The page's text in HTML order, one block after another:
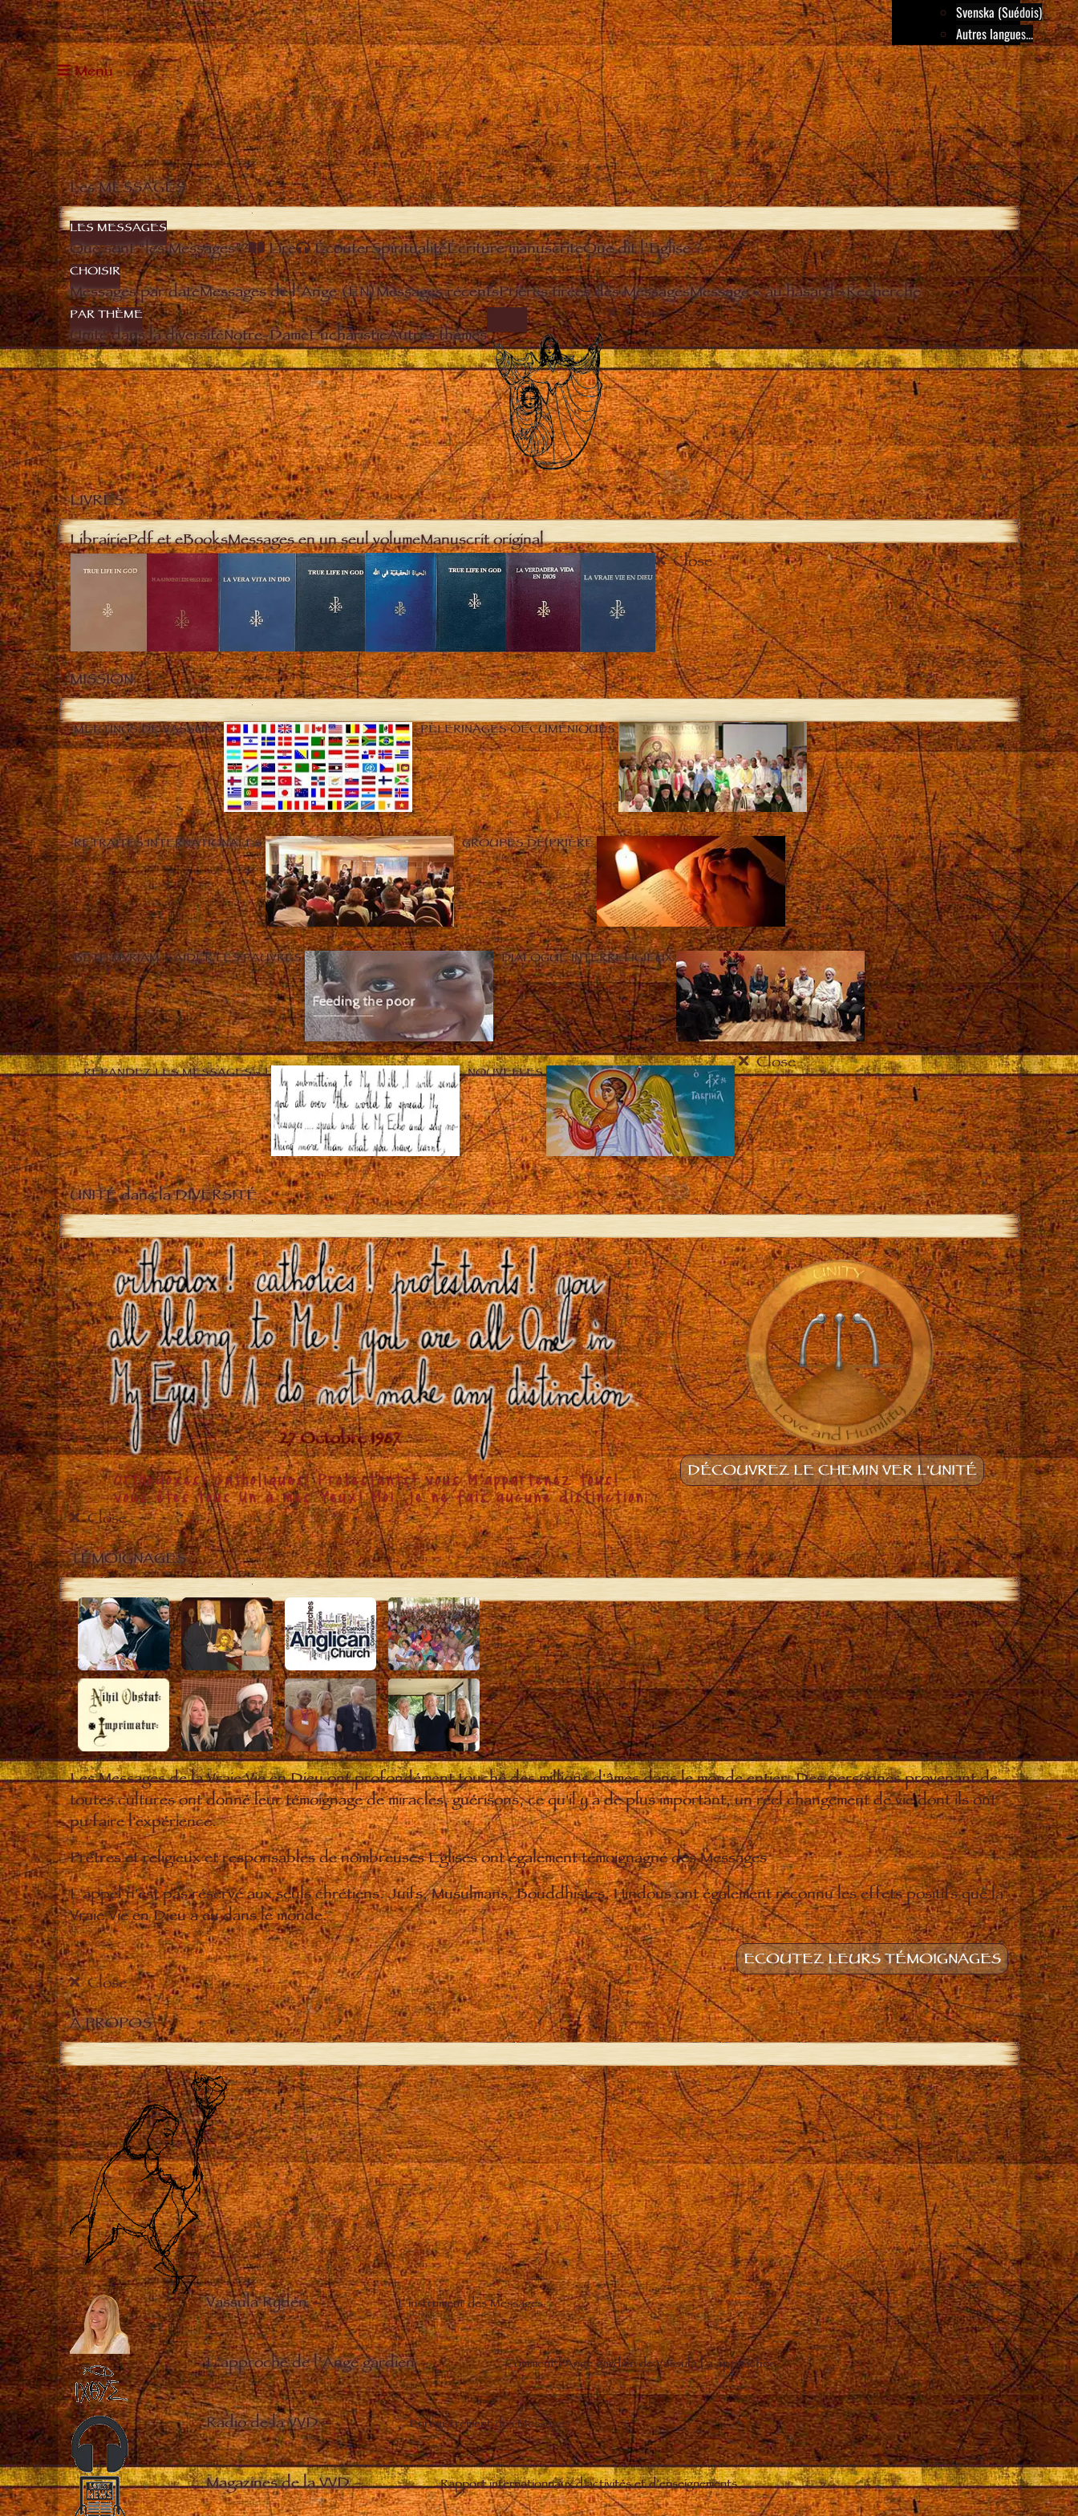
Svenska (Suédois)
Autres langues...
Menu
Les MESSAGES
LES MESSAGES
Que sont “les Messages”? Lire ÉcouterSpiritualitéÉcriture manuscriteQue dit l’Eglise ?
CHOISIR
Messages par dateMessages de l’Ange (EN)Messages récentsPrières tirées des MessagesMessage « au hasard »Recherche
PAR THÈME
Unité dans la diversitéNotre-DameEucharistieAutres thèmes
Close
LIVRES
LibrairiePdf et eBooksMessages en un seul volumeManuscrit original
Close
MISSION
MEETINGS DE VASSULA PÈLERINAGES OECUMÉNIQUES
RETRAITES INTERNATIONALES GROUPES DE PRIÈRE
BETH MYRIAM – AIDER LES PAUVRES DIALOGUE INTERRELIGIEUX
« RÉPANDEZ LES MESSAGES » ! NOUVELLES Close
UNITÉ dans la DIVERSITÉ
DÉCOUVREZ LE CHEMIN VER L'UNITÉ
Close
TÉMOIGNAGES
Les Messages de la Vraie Vie en Dieu ont profondément touché des millions d'âmes dans le monde entier. Des personnes provenant de
toutes cultures ont donné leur témoignage de miracles, guérisons, ce qu'il y a de plus important, un réel changement de vie dont ils ont
pu faire l'expérience.
Prêtres et religieux et responsables de nombreuses Eglises ont également témoignagné des Messages
L'appel n'est pas réservé aux seuls chrétiens. Juifs, Musulmans, Bouddhistes, Hindous ont également reconnu les effets positifs que la
Vraie Vie en Dieu a eu dans le monde.
ECOUTEZ LEURS TÉMOIGNAGES
Close
À PROPOS
Vassula Rydén– L’instrument des Messages
L’approche de l’Ange gardien– Comment l’Ange gardien de Vassula l’a approchée
Radio de la VVD– Enregistrement des Messages
Magazines de la VVD– Rapport internationnaux d’activités et d’enseignements